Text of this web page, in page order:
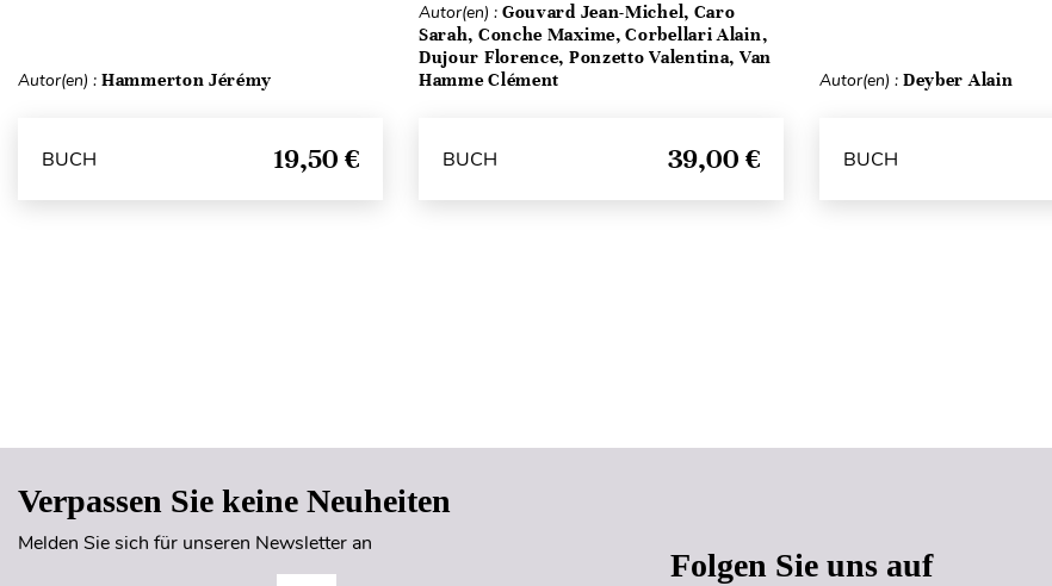
Autor(en) : Hammerton Jérémy
BUCH 19,50 €
Autor(en) : Gouvard Jean-Michel, Caro
Sarah, Conche Maxime, Corbellari Alain,
Dujour Florence, Ponzetto Valentina, Van
Hamme Clément
BUCH 39,00 €
Autor(en) : Deyber Alain
BUCH
Verpassen Sie keine Neuheiten
Melden Sie sich für unseren Newsletter an
Folgen Sie uns auf